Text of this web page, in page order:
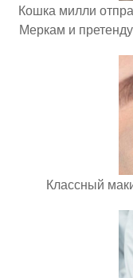
Кошка милли
Меркам и
Классный